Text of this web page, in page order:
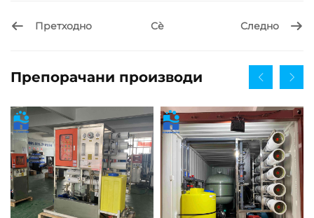
Претходно Сѐ Следно
Препорачани производи